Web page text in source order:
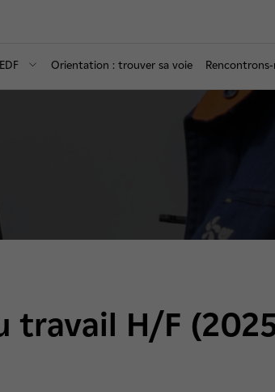
Orientation : trouver sa voie
travail H/F